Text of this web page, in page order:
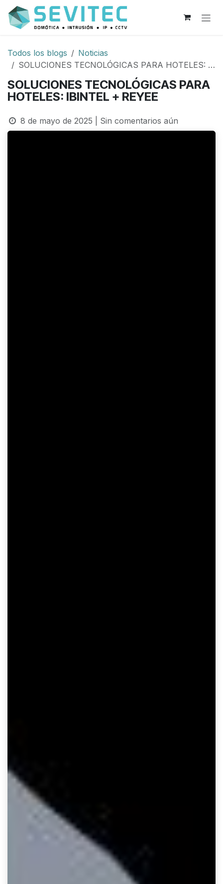
Ir al contenido
Todos los blogs
Noticias
SOLUCIONES TECNOLÓGICAS PARA HOTELES: IBINTEL + REYEE
SOLUCIONES TECNOLÓGICAS PARA
HOTELES: IBINTEL + REYEE
8 de mayo de 2025 | Sin comentarios aún